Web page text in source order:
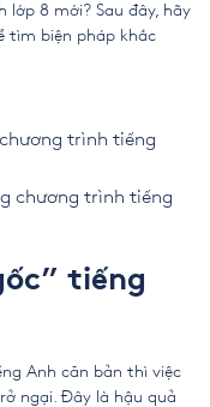
lớp 8 mới? Sau đây, hãy
tìm biện pháp khắc
trình tiếng
chương trình tiếng
tiếng
Anh căn bản thì việc
ngại. Đây là hậu quả